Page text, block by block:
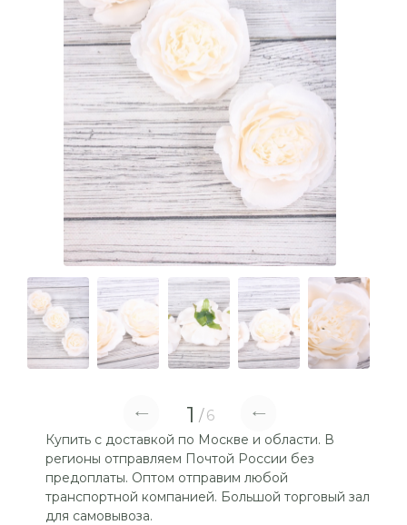
1 6
Купить с доставкой по Москве и области. В
регионы отправляем Почтой России без
предоплаты. Оптом отправим любой
транспортной компанией. Большой торговый зал
для самовывоза.